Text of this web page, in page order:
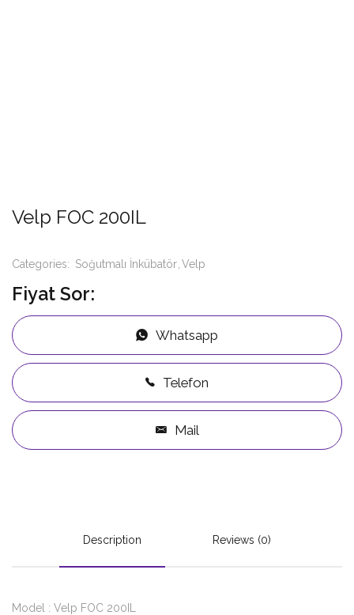
Velp FOC 200IL
Categories: Soğutmalı İnkübatör Velp
Fiyat Sor:
Whatsapp
Telefon
Mail
Description Reviews (0)
Model : Velp FOC 200IL